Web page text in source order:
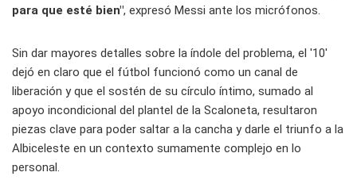
para que esté bien", expresó Messi ante los micrófonos.
Sin dar mayores detalles sobre la índole del problema, el '10'
dejó en claro que el fútbol funcionó como un canal de
liberación y que el sostén de su círculo íntimo, sumado al
apoyo incondicional del plantel de la Scaloneta, resultaron
piezas clave para poder saltar a la cancha y darle el triunfo a la
Albiceleste en un contexto sumamente complejo en lo
personal.